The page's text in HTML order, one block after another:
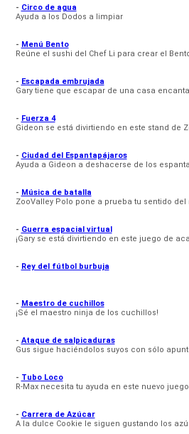
- Circo de agua
Ayuda a los Dodos a limpiar
- Menú Bento
Reúne el sushi del Chef Li para crear el
- Escapada embrujada
Gary tiene que escapar de una casa
- Fuerza 4
Gideon se está divirtiendo en este stand de
- Ciudad del Espantapájaros
Ayuda a Gideon a deshacerse de los
- Música de batalla
ZooValley Polo pone a prueba tu sentido
- Guerra espacial virtual
¡Gary se está divirtiendo en este juego de
- Rey del fútbol burbuja
- Maestro de cuchillos
¡Sé el maestro ninja de los cuchillos!
- Ataque de salpicaduras
Gus sigue haciéndolos suyos con sólo
- Tubo Loco
R-Max necesita tu ayuda en este nuevo
- Carrera de Azúcar
A la dulce Cookie le siguen gustando los